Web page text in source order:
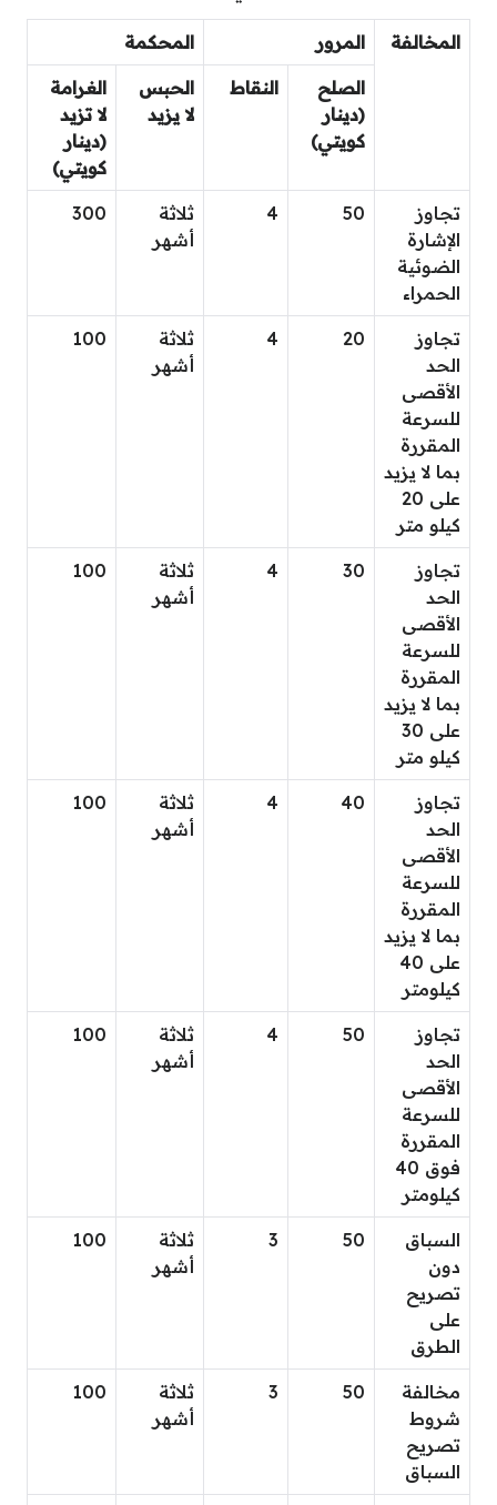
المخالفة المرور المحكمة
الصلح
(دينار
كويتي)
النقاط
الحبس
لا يزيد
الغرامة
لا تزيد
(دينار
كويتي)
تجاوز
الإشارة
الضوئية
الحمراء
50
4
ثلاثة
أشهر
300
تجاوز
الحد
الأقصى
للسرعة
المقررة
بما لا يزيد
على 20
كيلو متر
20
4
ثلاثة
أشهر
100
تجاوز
الحد
الأقصى
للسرعة
المقررة
بما لا يزيد
على 30
كيلو متر
30
4
ثلاثة
أشهر
100
تجاوز
الحد
الأقصى
للسرعة
المقررة
بما لا يزيد
على 40
كيلومتر
40
4
ثلاثة
أشهر
100
تجاوز
الحد
الأقصى
للسرعة
المقررة
فوق 40
كيلومتر
50
4
ثلاثة
أشهر
100
السباق
دون
تصريح
على
الطرق
50
3
ثلاثة
أشهر
100
مخالفة
شروط
تصريح
السباق
50
3
ثلاثة
أشهر
100